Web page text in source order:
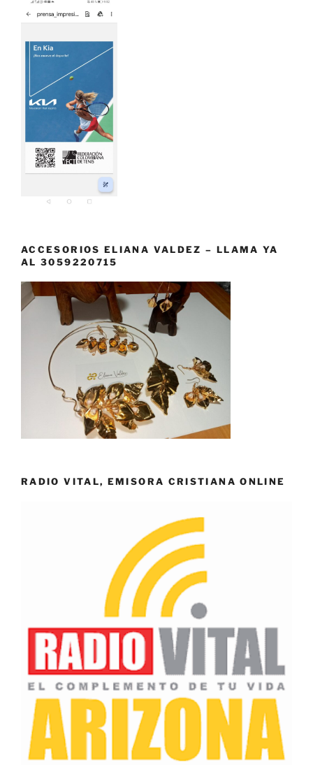
ACCESORIOS ELIANA VALDEZ – LLAMA YA
AL 3059220715
RADIO VITAL, EMISORA CRISTIANA ONLINE